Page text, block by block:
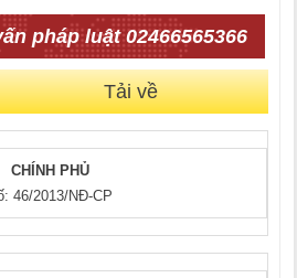
pháp luật 02466565366
Tải về
CHÍNH PHỦ
46/2013/NĐ-CP